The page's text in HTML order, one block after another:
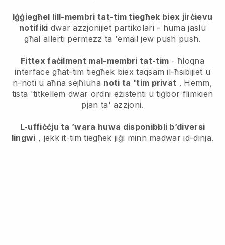
Iġġiegħel lill-membri tat-tim tiegħek biex jirċievu
notifiki dwar azzjonijiet partikolari - huma jaslu
għal allerti permezz ta 'email jew push push.
Fittex faċilment mal-membri tat-tim - ħloqna
interface għat-tim tiegħek biex taqsam il-ħsibijiet u
n-noti u aħna sejħluha noti ta 'tim privat . Hemm,
tista 'titkellem dwar ordni eżistenti u tiġbor flimkien
pjan ta' azzjoni.
L-uffiċċju ta ’wara huwa disponibbli b’diversi
lingwi , jekk it-tim tiegħek jiġi minn madwar id-dinja.